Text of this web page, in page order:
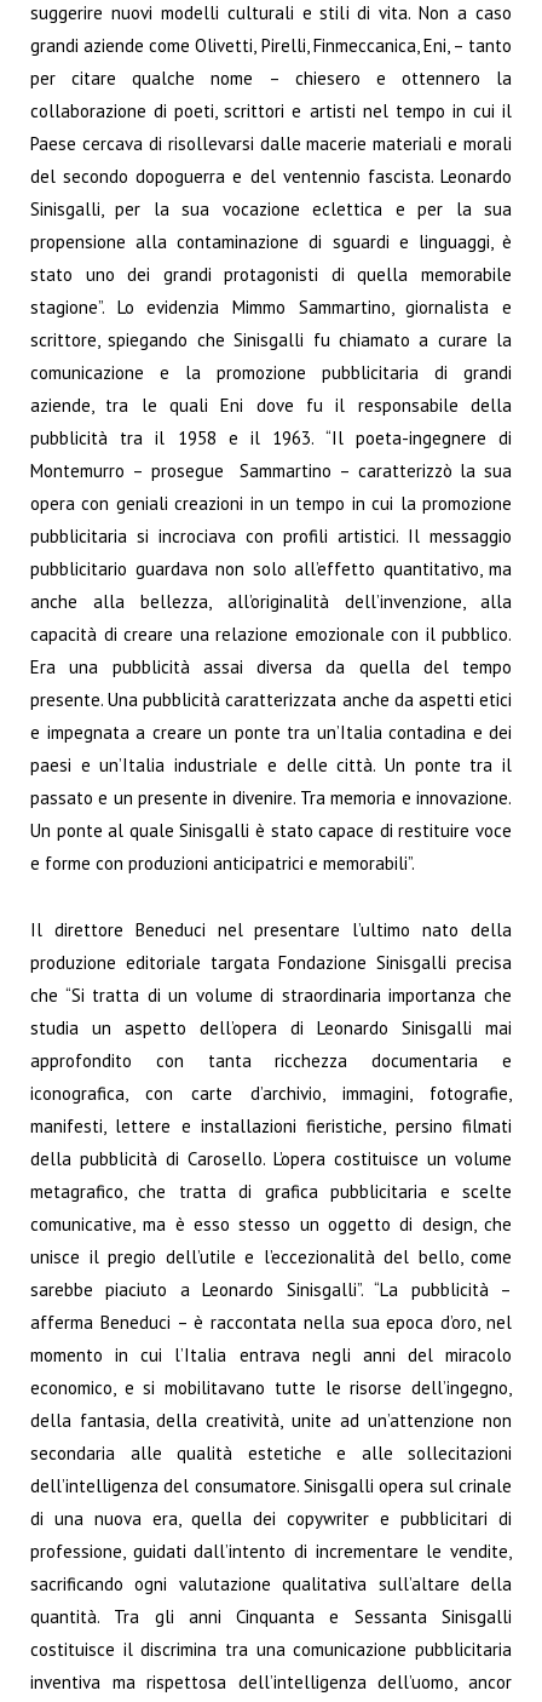
suggerire nuovi modelli culturali e stili di vita. Non a caso
grandi aziende come Olivetti, Pirelli, Finmeccanica, Eni, – tanto
per citare qualche nome – chiesero e ottennero la
collaborazione di poeti, scrittori e artisti nel tempo in cui il
Paese cercava di risollevarsi dalle macerie materiali e morali
del secondo dopoguerra e del ventennio fascista. Leonardo
Sinisgalli, per la sua vocazione eclettica e per la sua
propensione alla contaminazione di sguardi e linguaggi, è
stato uno dei grandi protagonisti di quella memorabile
stagione”. Lo evidenzia Mimmo Sammartino, giornalista e
scrittore, spiegando che Sinisgalli fu chiamato a curare la
comunicazione e la promozione pubblicitaria di grandi
aziende, tra le quali Eni dove fu il responsabile della
pubblicità tra il 1958 e il 1963. “Il poeta-ingegnere di
Montemurro – prosegue Sammartino – caratterizzò la sua
opera con geniali creazioni in un tempo in cui la promozione
pubblicitaria si incrociava con profili artistici. Il messaggio
pubblicitario guardava non solo all’effetto quantitativo, ma
anche alla bellezza, all’originalità dell’invenzione, alla
capacità di creare una relazione emozionale con il pubblico.
Era una pubblicità assai diversa da quella del tempo
presente. Una pubblicità caratterizzata anche da aspetti etici
e impegnata a creare un ponte tra un’Italia contadina e dei
paesi e un’Italia industriale e delle città. Un ponte tra il
passato e un presente in divenire. Tra memoria e innovazione.
Un ponte al quale Sinisgalli è stato capace di restituire voce
e forme con produzioni anticipatrici e memorabili”.
Il direttore Beneduci nel presentare l’ultimo nato della
produzione editoriale targata Fondazione Sinisgalli precisa
che “Si tratta di un volume di straordinaria importanza che
studia un aspetto dell’opera di Leonardo Sinisgalli mai
approfondito con tanta ricchezza documentaria e
iconografica, con carte d’archivio, immagini, fotografie,
manifesti, lettere e installazioni fieristiche, persino filmati
della pubblicità di Carosello. L’opera costituisce un volume
metagrafico, che tratta di grafica pubblicitaria e scelte
comunicative, ma è esso stesso un oggetto di design, che
unisce il pregio dell’utile e l’eccezionalità del bello, come
sarebbe piaciuto a Leonardo Sinisgalli”. “La pubblicità –
afferma Beneduci – è raccontata nella sua epoca d’oro, nel
momento in cui l’Italia entrava negli anni del miracolo
economico, e si mobilitavano tutte le risorse dell’ingegno,
della fantasia, della creatività, unite ad un’attenzione non
secondaria alle qualità estetiche e alle sollecitazioni
dell’intelligenza del consumatore. Sinisgalli opera sul crinale
di una nuova era, quella dei copywriter e pubblicitari di
professione, guidati dall’intento di incrementare le vendite,
sacrificando ogni valutazione qualitativa sull’altare della
quantità. Tra gli anni Cinquanta e Sessanta Sinisgalli
costituisce il discrimina tra una comunicazione pubblicitaria
inventiva ma rispettosa dell’intelligenza dell’uomo, ancor